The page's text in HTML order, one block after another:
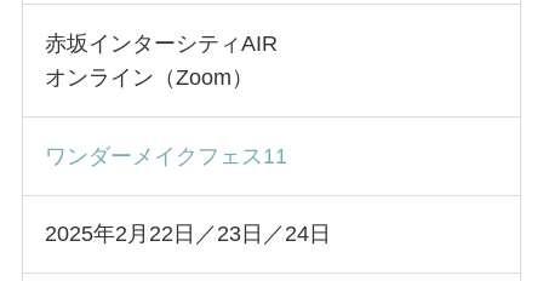
赤坂インターシティAIR
オンライン（Zoom）
ワンダーメイクフェス11
2025年2月22日／23日／24日